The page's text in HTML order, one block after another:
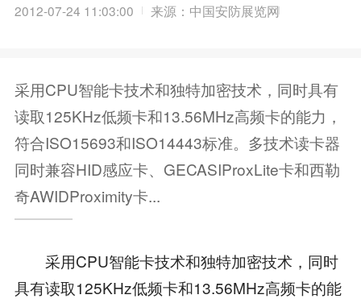
2012-07-24 11:03:00 来源：中国安防展览网
采用CPU智能卡技术和独特加密技术，同时具有
读取125KHz低频卡和13.56MHz高频卡的能力，
符合ISO15693和ISO14443标准。多技术读卡器
同时兼容HID感应卡、GECASIProxLite卡和西勒
奇AWIDProximity卡...
采用CPU智能卡技术和独特加密技术，同时
具有读取125KHz低频卡和13.56MHz高频卡的能